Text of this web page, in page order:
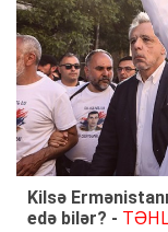
Kilsə
edə bilər? -